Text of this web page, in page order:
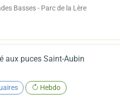
Basses - Parc de la Lère
aux puces Saint-Aubin
Hebdo